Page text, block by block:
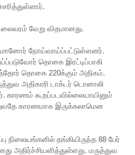
வேறு விதமானது.
நோய்வாய்ப்பட்டுள்ளனர்.
தொகை இரட்டிப்பாகி
தொகை 220க்கும் அதிகம்.
அதிகாரி டாக்டர் டொனாலி
காரணம் கூறப்படவில்லையாயினும்
காரணமாக இருக்கலாமென
நிலையங்களில் தங்கியிருந்த 88 பேர்
அதிர்ச்சியளித்துள்ளது. மருத்துவ